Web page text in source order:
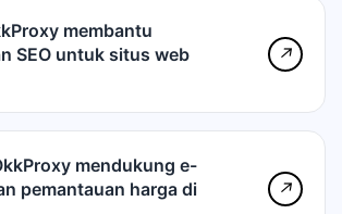
membantu
SEO untuk situs web
↗
mendukung e-
pemantauan harga di
↗